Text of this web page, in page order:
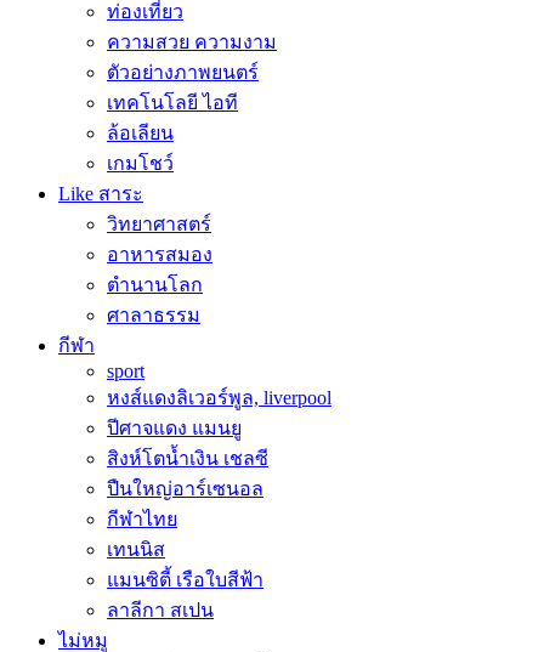
ท่องเที่ยว
ความสวย ความงาม
ตัวอย่างภาพยนตร์
เทคโนโลยี ไอที
ล้อเลียน
เกมโชว์
Like สาระ
วิทยาศาสตร์
อาหารสมอง
ตำนานโลก
ศาลาธรรม
กีฬา
sport
หงส์แดงลิเวอร์พูล, liverpool
ปีศาจแดง แมนยู
สิงห์โตน้ำเงิน เชลซี
ปืนใหญ่อาร์เซนอล
กีฬาไทย
เทนนิส
แมนซิตี้ เรือใบสีฟ้า
ลาลีกา สเปน
ไม่หมู